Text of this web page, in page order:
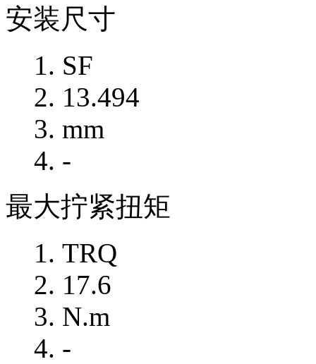
安装尺寸
SF
13.494
mm
-
最大拧紧扭矩
TRQ
17.6
N.m
-